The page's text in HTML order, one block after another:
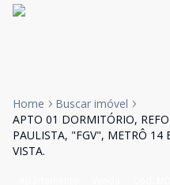
Home
Buscar imóvel
APTO 01 DORMITÓRIO,
PAULISTA, "FGV", METRÔ 14
VISTA.